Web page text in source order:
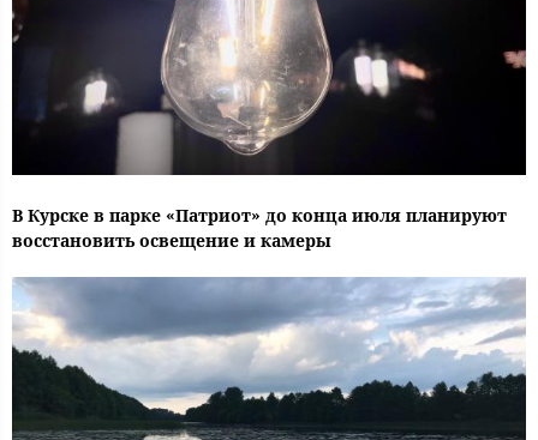
В Курске в парке «Патриот» до конца июля планируют
восстановить освещение и камеры